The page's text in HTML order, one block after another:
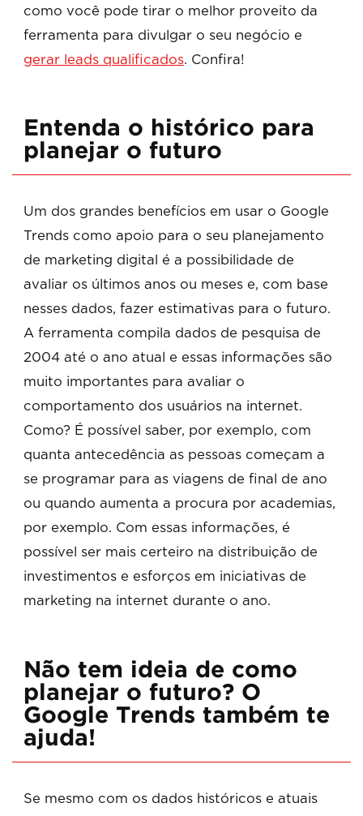
como você pode tirar o melhor proveito da
ferramenta para divulgar o seu negócio e
gerar leads qualificados. Confira!
Entenda o histórico para
planejar o futuro
Um dos grandes benefícios em usar o Google
Trends como apoio para o seu planejamento
de marketing digital é a possibilidade de
avaliar os últimos anos ou meses e, com base
nesses dados, fazer estimativas para o futuro.
A ferramenta compila dados de pesquisa de
2004 até o ano atual e essas informações são
muito importantes para avaliar o
comportamento dos usuários na internet.
Como? É possível saber, por exemplo, com
quanta antecedência as pessoas começam a
se programar para as viagens de final de ano
ou quando aumenta a procura por academias,
por exemplo. Com essas informações, é
possível ser mais certeiro na distribuição de
investimentos e esforços em iniciativas de
marketing na internet durante o ano.
Não tem ideia de como
planejar o futuro? O
Google Trends também te
ajuda!
Se mesmo com os dados históricos e atuais